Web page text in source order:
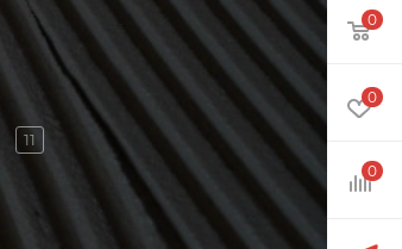
11
0
0
0